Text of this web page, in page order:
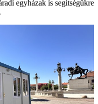
egyházak is segítségükre